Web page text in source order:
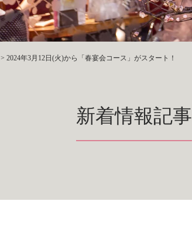
> 2024年3月12日(火)から「春宴会コース」がスタート！
新着情報記事